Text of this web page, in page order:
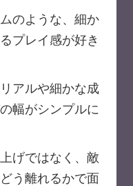
のような、細か
プレイ感が好き
アルや細かな成
幅がシンプルに
げではなく、敵
う離れるかで面